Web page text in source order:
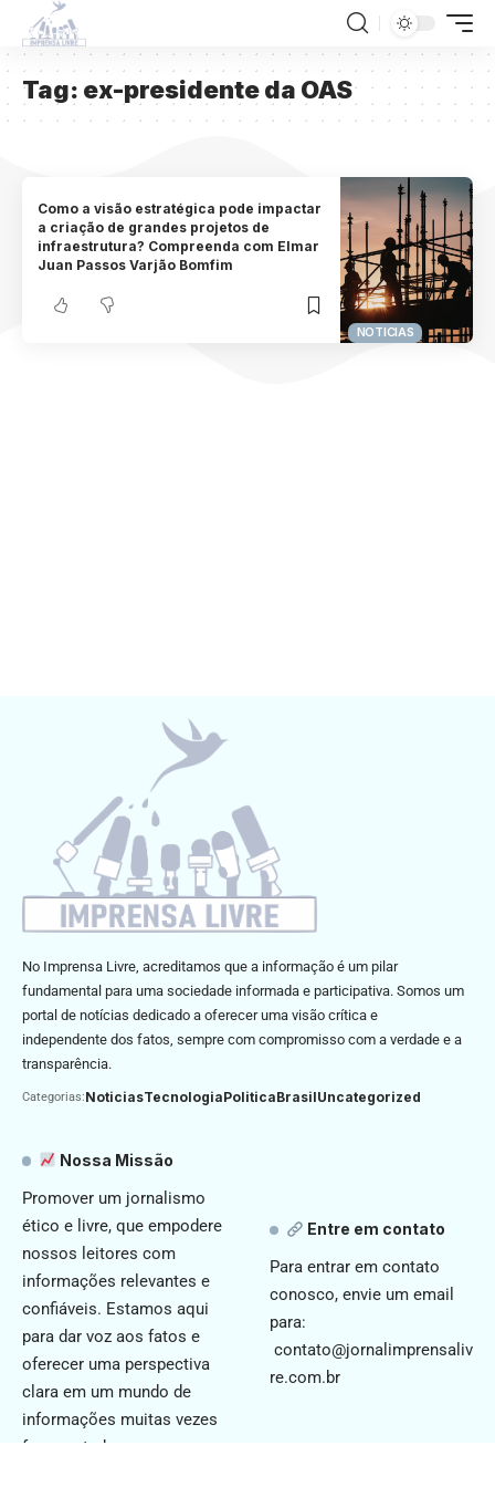
Tag: ex-presidente da OAS
NOTICIAS
Como a visão estratégica pode impactar
a criação de grandes projetos de
infraestrutura? Compreenda com Elmar
Juan Passos Varjão Bomfim
No Imprensa Livre, acreditamos que a informação é um pilar
fundamental para uma sociedade informada e participativa. Somos um
portal de notícias dedicado a oferecer uma visão crítica e
independente dos fatos, sempre com compromisso com a verdade e a
transparência.
Categorias:NoticiasTecnologiaPoliticaBrasilUncategorized
Nossa Missão
Promover um jornalismo
ético e livre, que empodere
nossos leitores com
informações relevantes e
confiáveis. Estamos aqui
para dar voz aos fatos e
oferecer uma perspectiva
clara em um mundo de
informações muitas vezes
fragmentadas.
Entre em contato
Para entrar em contato
conosco, envie um email
para:
contato@jornalimprensaliv
re.com.br